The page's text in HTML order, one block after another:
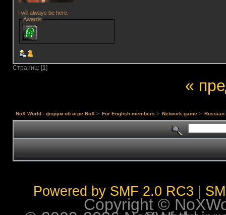
I will always be here.
Awards
Страниц: [1]
«
NoX World - форум об игре NoX > For English members > Network game > Russian
Powered by SMF 2.0 RC3
Copyright ©